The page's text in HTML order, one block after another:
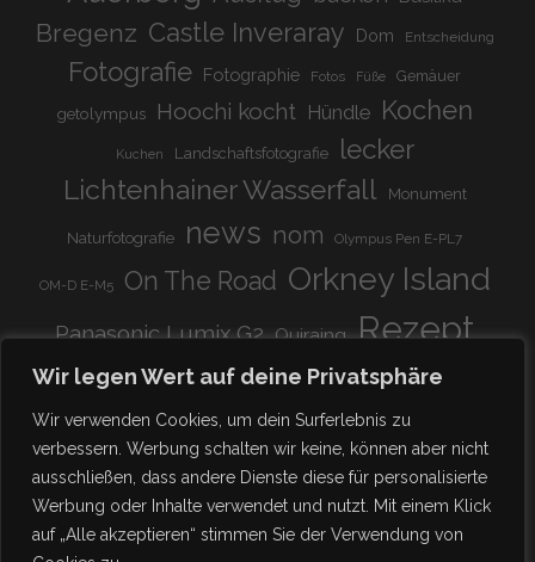
Wir legen Wert auf deine Privatsphäre
Wir verwenden Cookies, um dein Surferlebnis zu
verbessern. Werbung schalten wir keine, können aber nicht
ausschließen, dass andere Dienste diese für personalisierte
Werbung oder Inhalte verwendet und nutzt. Mit einem Klick
auf „Alle akzeptieren“ stimmen Sie der Verwendung von
Bregenz Castle Inveraray Dom Entscheidung
Fotografie Fotographie Fotos Füße Gemäuer
getolympus Hoochi kocht Hündle Kochen
Kuchen Landschaftsfotografie lecker
Lichtenhainer Wasserfall Monument
Naturfotografie news nom Olympus Pen E-PL7
OM-D E-M5 On The Road Orkney Island
Panasonic Lumix G2 Quiraing Rezept
Rundreise schnell & einfach Scotland
Stadion super lecker Systemkamera
vegetarisch Viadukt weitnau woooohoooo!!!!
zu Hause ♥